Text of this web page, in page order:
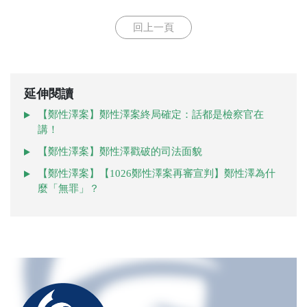
回上一頁
延伸閱讀
【鄭性澤案】鄭性澤案終局確定：話都是檢察官在
講！
【鄭性澤案】鄭性澤戳破的司法面貌
【鄭性澤案】【1026鄭性澤案再審宣判】鄭性澤為什
麼「無罪」？